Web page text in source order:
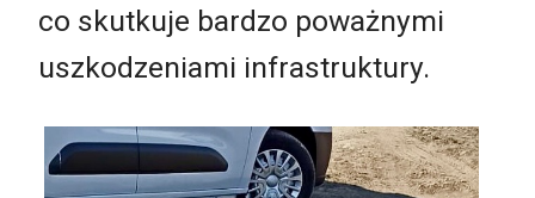
co skutkuje bardzo poważnymi
uszkodzeniami infrastruktury.